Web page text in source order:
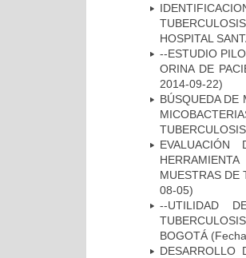
HOSPITAL
--ESTUDIO
ORINA DE
2014-09-22)
BÚSQUEDA DE
MUESTRAS DE
08-05)
--UTILIDAD
BOGOTÁ